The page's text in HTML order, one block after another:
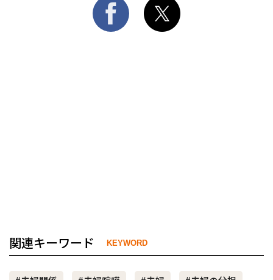
関連キーワード KEYWORD